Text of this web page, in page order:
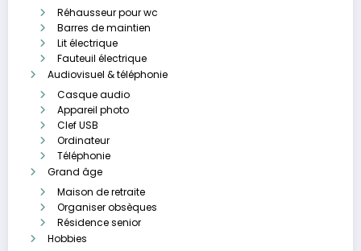
Réhausseur pour wc
Barres de maintien
Lit électrique
Fauteuil électrique
Audiovisuel & téléphonie
Casque audio
Appareil photo
Clef USB
Ordinateur
Téléphonie
Grand âge
Maison de retraite
Organiser obsèques
Résidence senior
Hobbies